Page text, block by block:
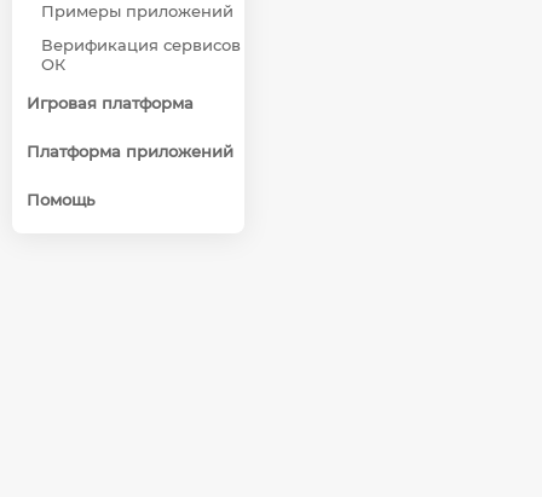
Примеры приложений
Верификация сервисов
ОК
Игровая платформа
Платформа приложений
Помощь